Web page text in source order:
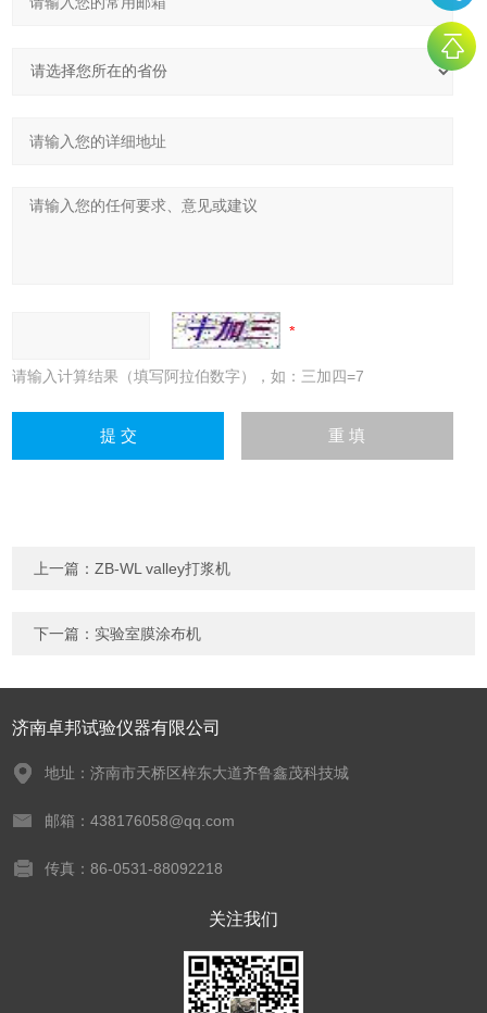
请输入计算结果（填写阿拉伯数字），如：三加四=7
上一篇：ZB-WL valley打浆机
下一篇： 实验室膜涂布机
济南卓邦试验仪器有限公司
地址：济南市天桥区梓东大道齐鲁鑫茂科技城
邮箱：438176058@qq.com
传真：86-0531-88092218
关注我们